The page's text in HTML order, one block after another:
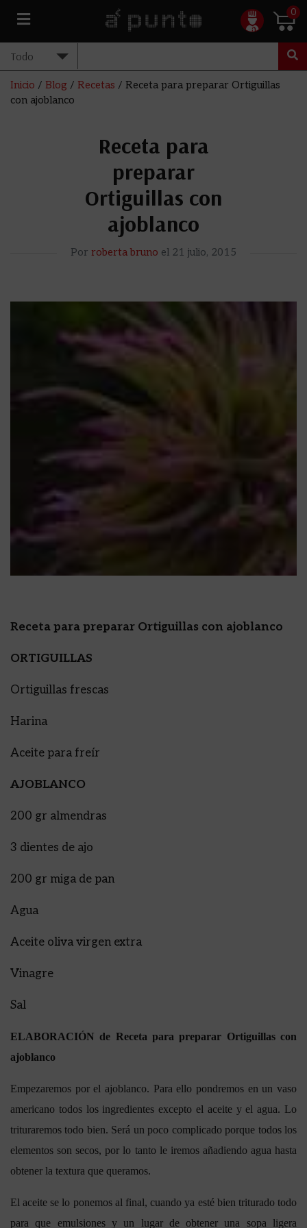
0
Inicio / Blog / Recetas / Receta para preparar Ortiguillas
con ajoblanco
Receta para
preparar
Ortiguillas con
ajoblanco
Por roberta bruno el 21 julio, 2015
Receta para preparar Ortiguillas con ajoblanco
ORTIGUILLAS
Ortiguillas frescas
Harina
Aceite para freír
AJOBLANCO
200 gr almendras
3 dientes de ajo
200 gr miga de pan
Agua
Aceite oliva virgen extra
Vinagre
Sal
ELABORACIÓN de Receta para preparar Ortiguillas con
ajoblanco
Empezaremos por el ajoblanco. Para ello pondremos en un vaso
americano todos los ingredientes excepto el aceite y el agua. Lo
trituraremos todo bien. Será un poco complicado porque todos los
elementos son secos, por lo tanto le iremos añadiendo agua hasta
obtener la textura que queramos.
El aceite se lo ponemos al final, cuando ya esté bien triturado todo
para que emulsiones y un lugar de obtener una sopa ligera